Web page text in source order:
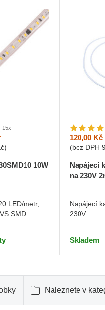
15x
)
10W
LED/metr,
SMD
120,00 Kč
(bez DPH
Napájecí
na 230V
Napájecí
230V
Skladem
Naleznete v